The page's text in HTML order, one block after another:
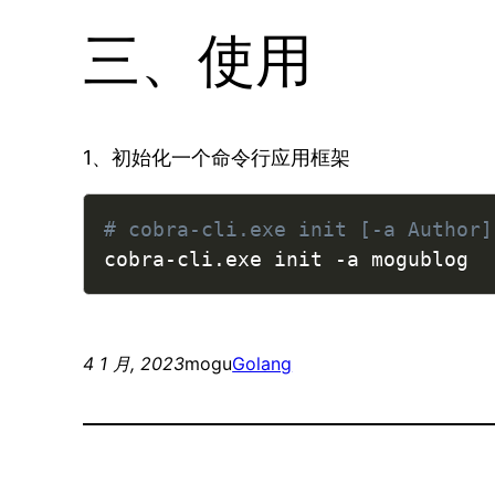
三、使用
1、初始化一个命令行应用框架
# cobra-cli.exe init [-a
cobra-cli.exe init -a mogublog
4 1 月, 2023moguGolang